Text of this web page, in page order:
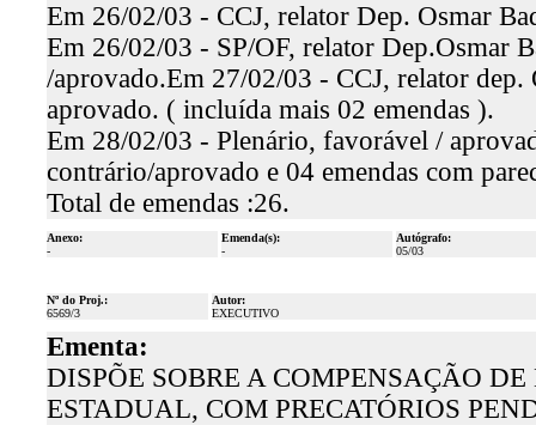
Em 26/02/03 - CCJ, relator Dep. Osmar
Em 26/02/03 - SP/OF, relator Dep.Osmar
/aprovado.Em 27/02/03 - CCJ, relator dep.
aprovado. ( incluída mais 02 emendas ).
Em 28/02/03 - Plenário, favorável /
contrário/aprovado e 04 emendas com
Total de emendas :26.
Anexo:
-
Emenda(s):
-
Autógrafo:
05/03
Nº do Proj.:
6569/3
Autor:
EXECUTIVO
Ementa:
DISPÕE SOBRE A COMPENSAÇÃO
ESTADUAL, COM PRECATÓRIOS